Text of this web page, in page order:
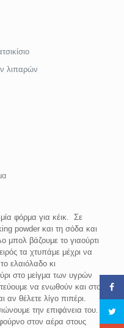
λιπαρών
φόρμα για κέικ. Σε
powder και τη σόδα και
μπολ βάζουμε το γιαούρτι
τα χτυπάμε μέχρι να
ελαιόλαδο κι
στο μείγμα των υγρών
να ενωθούν και στο
αν θέλετε λίγο πιπέρι.
την επιφάνεια του.
στον αέρα στους